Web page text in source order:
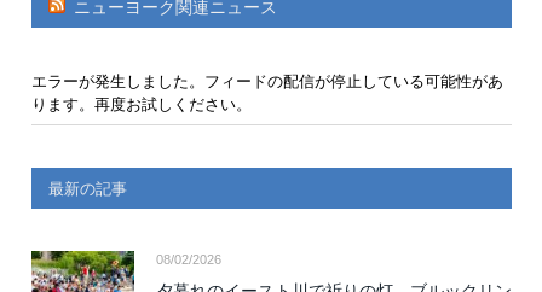
ニューヨーク関連ニュース
エラーが発生しました。フィードの配信が停止している可能性があ
ります。再度お試しください。
最新の記事
08/02/2026